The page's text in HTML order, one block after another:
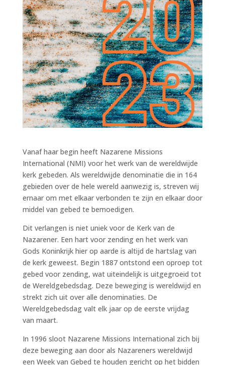
Vanaf haar begin heeft Nazarene Missions
International (NMI) voor het werk van de wereldwijde
kerk gebeden. Als wereldwijde denominatie die in 164
gebieden over de hele wereld aanwezig is, streven wij
ernaar om met elkaar verbonden te zijn en elkaar door
middel van gebed te bemoedigen.
Dit verlangen is niet uniek voor de Kerk van de
Nazarener. Een hart voor zending en het werk van
Gods Koninkrijk hier op aarde is altijd de hartslag van
de kerk geweest. Begin 1887 ontstond een oproep tot
gebed voor zending, wat uiteindelijk is uitgegroeid tot
de Wereldgebedsdag. Deze beweging is wereldwijd en
strekt zich uit over alle denominaties. De
Wereldgebedsdag valt elk jaar op de eerste vrijdag
van maart.
In 1996 sloot Nazarene Missions International zich bij
deze beweging aan door als Nazareners wereldwijd
een Week van Gebed te houden gericht op het bidden